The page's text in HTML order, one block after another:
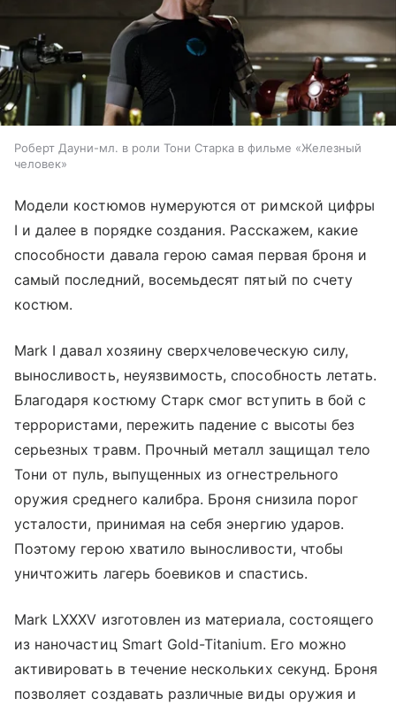
Роберт Дауни-мл. в роли Тони Старка в фильме «Железный
человек»
Модели костюмов нумеруются от римской цифры
I и далее в порядке создания. Расскажем, какие
способности давала герою самая первая броня и
самый последний, восемьдесят пятый по счету
костюм.
Mark I давал хозяину сверхчеловеческую силу,
выносливость, неуязвимость, способность летать.
Благодаря костюму Старк смог вступить в бой с
террористами, пережить падение с высоты без
серьезных травм. Прочный металл защищал тело
Тони от пуль, выпущенных из огнестрельного
оружия среднего калибра. Броня снизила порог
усталости, принимая на себя энергию ударов.
Поэтому герою хватило выносливости, чтобы
уничтожить лагерь боевиков и спастись.
Mark LXXXV изготовлен из материала, состоящего
из наночастиц Smart Gold-Titanium. Его можно
активировать в течение нескольких секунд. Броня
позволяет создавать различные виды оружия и